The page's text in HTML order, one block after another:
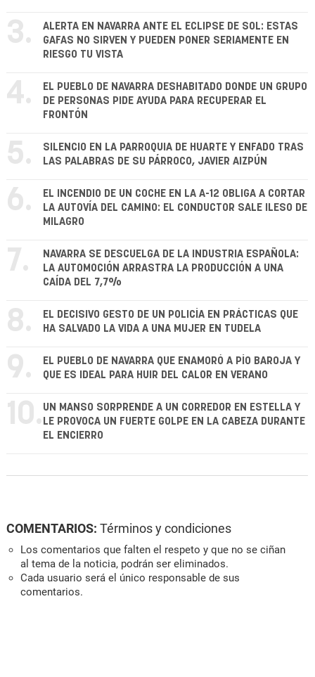
3.
ALERTA EN NAVARRA ANTE EL ECLIPSE DE SOL: ESTAS
GAFAS NO SIRVEN Y PUEDEN PONER SERIAMENTE EN
RIESGO TU VISTA
4.
EL PUEBLO DE NAVARRA DESHABITADO DONDE UN GRUPO
DE PERSONAS PIDE AYUDA PARA RECUPERAR EL
FRONTÓN
5.
SILENCIO EN LA PARROQUIA DE HUARTE Y ENFADO TRAS
LAS PALABRAS DE SU PÁRROCO, JAVIER AIZPÚN
6.
EL INCENDIO DE UN COCHE EN LA A-12 OBLIGA A CORTAR
LA AUTOVÍA DEL CAMINO: EL CONDUCTOR SALE ILESO DE
MILAGRO
7.
NAVARRA SE DESCUELGA DE LA INDUSTRIA ESPAÑOLA:
LA AUTOMOCIÓN ARRASTRA LA PRODUCCIÓN A UNA
CAÍDA DEL 7,7%
8.
EL DECISIVO GESTO DE UN POLICÍA EN PRÁCTICAS QUE
HA SALVADO LA VIDA A UNA MUJER EN TUDELA
9.
EL PUEBLO DE NAVARRA QUE ENAMORÓ A PÍO BAROJA Y
QUE ES IDEAL PARA HUIR DEL CALOR EN VERANO
10. UN MANSO SORPRENDE A UN CORREDOR EN ESTELLA Y
LE PROVOCA UN FUERTE GOLPE EN LA CABEZA DURANTE
EL ENCIERRO
COMENTARIOS: Términos y condiciones
Los comentarios que falten el respeto y que no se ciñan
al tema de la noticia, podrán ser eliminados.
Cada usuario será el único responsable de sus
comentarios.